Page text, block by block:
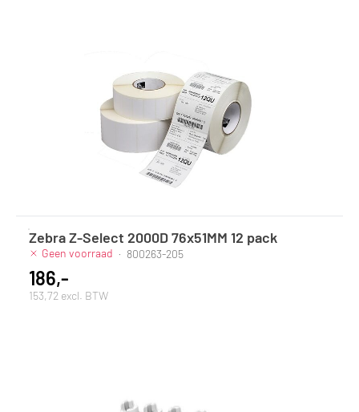
Zebra Z-Select 2000D 76x51MM 12 pack
Geen voorraad · 800263-205
186,-
153,72 excl. BTW